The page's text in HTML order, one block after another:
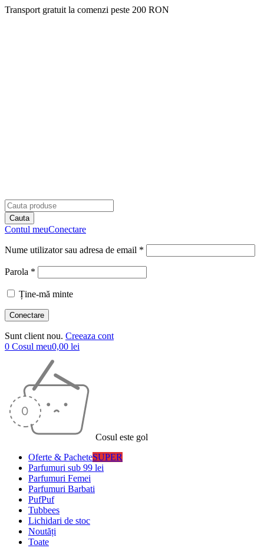
Transport gratuit la comenzi peste 200 RON
Contul meuConectare
Nume utilizator sau adresa de email *
Parola *
Ține-mă minte
Sunt client nou. Creeaza cont
0 Cosul meu0,00 lei
Cosul este gol
Oferte & PacheteSUPER
Parfumuri sub 99 lei
Parfumuri Femei
Parfumuri Barbati
PufPuf
Tubbees
Lichidari de stoc
Noutăți
Toate